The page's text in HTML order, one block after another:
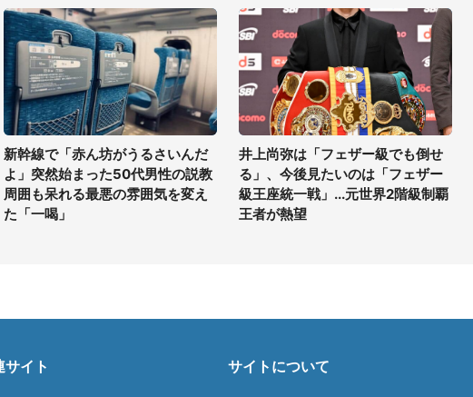
新幹線で「赤ん坊がうるさいんだ
よ」突然始まった50代男性の説教
周囲も呆れる最悪の雰囲気を変え
た「一喝」
井上尚弥は「フェザー級でも倒せ
る」、今後見たいのは「フェザー
級王座統一戦」...元世界2階級制覇
王者が熱望
サイト サイトについて